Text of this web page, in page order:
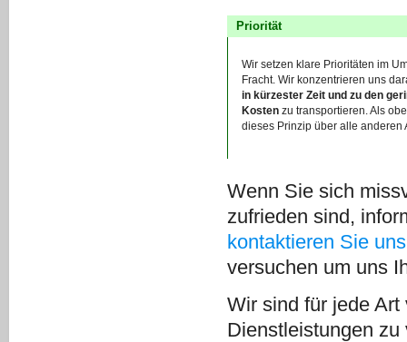
Priorität
Wir setzen klare Prioritäten im
Fracht. Wir konzentrieren uns
in kürzester Zeit und zu den
Kosten zu transportieren. Als
dieses Prinzip über alle anderen
Wenn Sie sich
zufrieden sind,
kontaktieren Sie uns
versuchen um uns
Wir sind für jede
Dienstleistungen